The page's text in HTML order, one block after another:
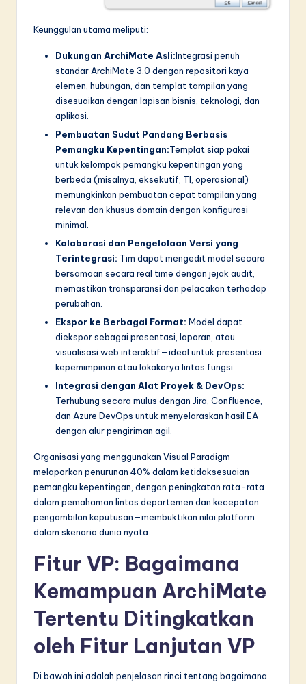
Keunggulan utama meliputi:
Dukungan ArchiMate Asli:Integrasi penuh
standar ArchiMate 3.0 dengan repositori kaya
elemen, hubungan, dan templat tampilan yang
disesuaikan dengan lapisan bisnis, teknologi, dan
aplikasi.
Pembuatan Sudut Pandang Berbasis
Pemangku Kepentingan:Templat siap pakai
untuk kelompok pemangku kepentingan yang
berbeda (misalnya, eksekutif, TI, operasional)
memungkinkan pembuatan cepat tampilan yang
relevan dan khusus domain dengan konfigurasi
minimal.
Kolaborasi dan Pengelolaan Versi yang
Terintegrasi: Tim dapat mengedit model secara
bersamaan secara real time dengan jejak audit,
memastikan transparansi dan pelacakan terhadap
perubahan.
Ekspor ke Berbagai Format: Model dapat
diekspor sebagai presentasi, laporan, atau
visualisasi web interaktif—ideal untuk presentasi
kepemimpinan atau lokakarya lintas fungsi.
Integrasi dengan Alat Proyek & DevOps:
Terhubung secara mulus dengan Jira, Confluence,
dan Azure DevOps untuk menyelaraskan hasil EA
dengan alur pengiriman agil.
Organisasi yang menggunakan Visual Paradigm
melaporkan penurunan 40% dalam ketidaksesuaian
pemangku kepentingan, dengan peningkatan rata-rata
dalam pemahaman lintas departemen dan kecepatan
pengambilan keputusan—membuktikan nilai platform
dalam skenario dunia nyata.
Fitur VP: Bagaimana
Kemampuan ArchiMate
Tertentu Ditingkatkan
oleh Fitur Lanjutan VP
Di bawah ini adalah penjelasan rinci tentang bagaimana